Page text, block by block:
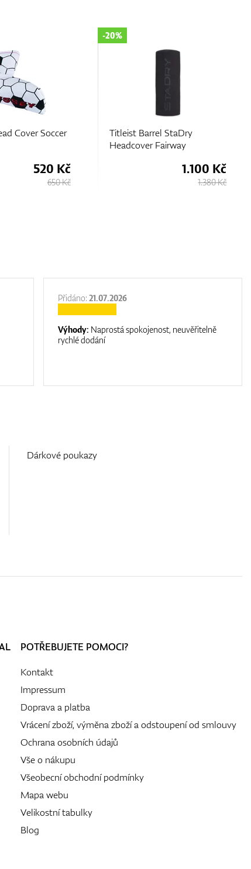
StaDry
1.100 Kč
1.380 Kč
Mizuno Blue Camo Putter
Headcover
-10%
945 Kč
1.050 Kč
Přidáno:21.07.2026
Výhody: Naprostá spokojenost, neuvěřitelně
rychlé dodání
Dárkové poukazy
POTŘEBUJETE POMOCI?
Kontakt
Impressum
Doprava a platba
Vrácení zboží, výměna zboží a odstoupení od smlouvy
Ochrana osobních údajů
Vše o nákupu
Všeobecní obchodní podmínky
Mapa webu
Velikostní tabulky
Blog